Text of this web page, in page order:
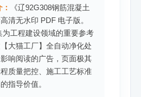
《辽92G308钢筋混凝土
清无水印 PDF 电子版。
为工程建设领域的重要参考
大猫工厂】全自动净化处
响阅读的广告，页面极其
质量把控、施工工艺标准
指导价值。